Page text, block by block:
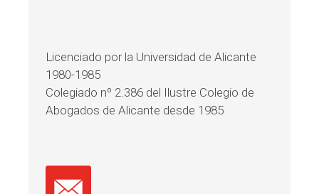
Licenciado por la Universidad de Alicante
1980-1985
Colegiado nº 2.386 del Ilustre Colegio de
Abogados de Alicante desde 1985